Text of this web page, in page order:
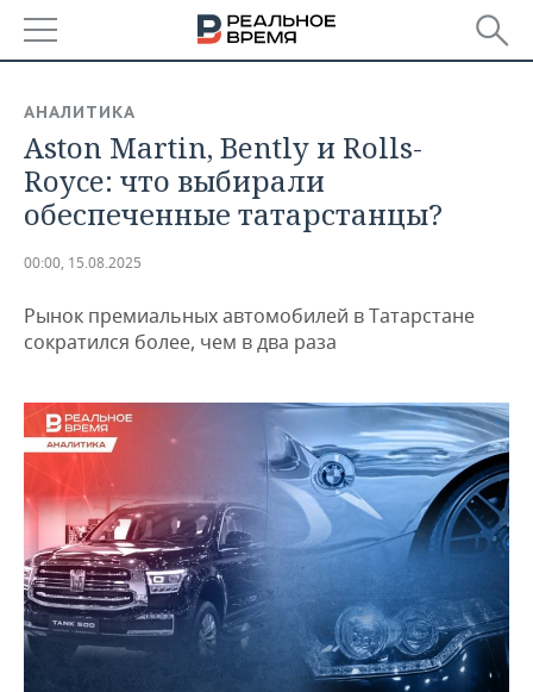
БАШКОРТОСТАН
ТАТАРСТАН
НОВОСТИ
АНАЛИТИКА
ДЕКЛАРАЦИИ О ДОХОДАХ
КОРОЛИ ГОСЗАКАЗА ПФО
ВУЗЫ ТАТАРСТАНА
КОМУ ПРИНАДЛЕЖАТ
ТОРГОВЫЕ ЦЕНТРЫ
ТАТАРСТАНА
НОВОСТИ ЭКОНОМИКИ
ФИНАНСЫ
БАНКИ
БЮДЖЕТ
ИНВЕСТИЦИИ
ПРОМЫШЛЕННОСТЬ
НОВОСТИ
АГРОПРОМ
МАШИНОСТРОЕНИЕ
НЕФТЕХИМИЯ
НЕФТЬ
ОПК
НЕДВИЖИМОСТЬ
НОВОСТИ НЕДВИЖИМОСТИ
АВТО
НОВОСТИ АВТО
БИЗНЕС
НОВОСТИ БИЗНЕСА
РОЗНИЧНАЯ ТОРГОВЛЯ
ТРАНСПОРТ
ТЕХНОЛОГИИ
НОВОСТИ ТЕХНОЛОГИЙ
IT
МЕРОПРИЯТИЯ
НОВОСТИ МЕРОПРИЯТИЙ
СПОРТ
АНАЛИТИКА
Aston Martin, Bently и Rolls-
Royce: что выбирали
обеспеченные татарстанцы?
00:00, 15.08.2025
Рынок премиальных автомобилей в Татарстане
сократился более, чем в два раза